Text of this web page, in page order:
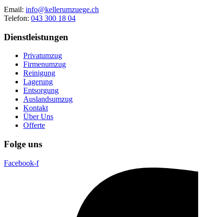
Email: info@kellerumzuege.ch
Telefon: 043 300 18 04
Dienstleistungen
Privatumzug
Firmenumzug
Reinigung
Lagerung
Entsorgung
Auslandsumzug
Kontakt
Über Uns
Offerte
Folge uns
Facebook-f